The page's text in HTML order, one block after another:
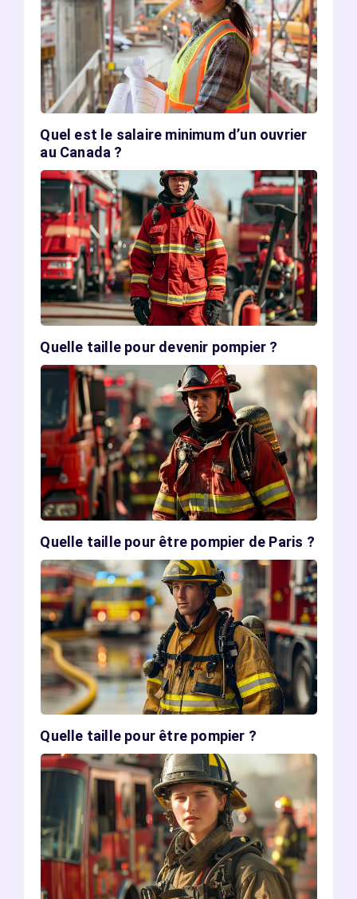
Quel est le salaire minimum d’un ouvrier
au Canada ?
Quelle taille pour devenir pompier ?
Quelle taille pour être pompier de Paris ?
Quelle taille pour être pompier ?